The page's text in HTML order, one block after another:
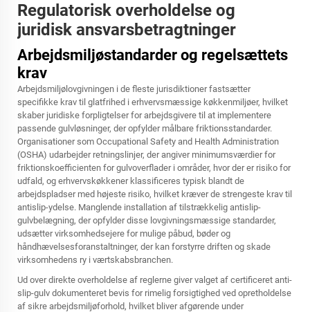
Regulatorisk overholdelse og
juridisk ansvarsbetragtninger
Arbejdsmiljøstandarder og regelsættets
krav
Arbejdsmiljølovgivningen i de fleste jurisdiktioner fastsætter
specifikke krav til glatfrihed i erhvervsmæssige køkkenmiljøer, hvilket
skaber juridiske forpligtelser for arbejdsgivere til at implementere
passende gulvløsninger, der opfylder målbare friktionsstandarder.
Organisationer som Occupational Safety and Health Administration
(OSHA) udarbejder retningslinjer, der angiver minimumsværdier for
friktionskoefficienten for gulvoverflader i områder, hvor der er risiko for
udfald, og erhvervskøkkener klassificeres typisk blandt de
arbejdspladser med højeste risiko, hvilket kræver de strengeste krav til
antislip-ydelse. Manglende installation af tilstrækkelig antislip-
gulvbelægning, der opfylder disse lovgivningsmæssige standarder,
udsætter virksomhedsejere for mulige påbud, bøder og
håndhævelsesforanstaltninger, der kan forstyrre driften og skade
virksomhedens ry i værtskabsbranchen.
Ud over direkte overholdelse af reglerne giver valget af certificeret anti-
slip-gulv dokumenteret bevis for rimelig forsigtighed ved opretholdelse
af sikre arbejdsmiljøforhold, hvilket bliver afgørende under